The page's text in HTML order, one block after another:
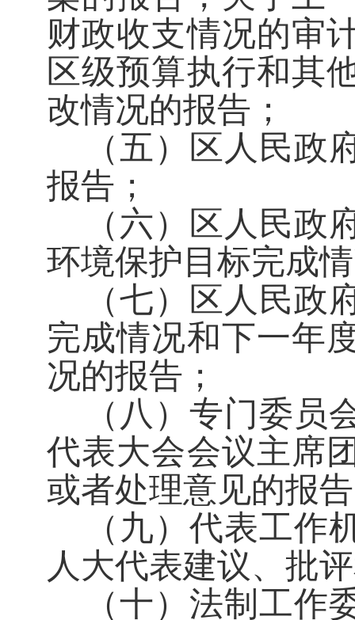
财政收支情况的审
区级预算执行和其
改情况的报告；
（五）区人民政
报告；
（六）区人民政
环境保护目标完成
（七）区人民政
完成情况和下一年
况的报告；
（八）专门委员
代表大会会议主席
或者处理意见的报
（九）代表工作
人大代表建议、批
（十）法制工作